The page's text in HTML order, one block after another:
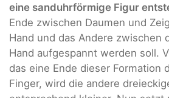
eine sanduhrförmige Figur
Ende zwischen Daumen und
Hand und das Andere zwischen
Hand aufgespannt werden soll.
das eine Ende dieser Formation
Finger, wird die andere